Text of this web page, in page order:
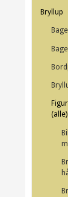
Bryllup
(alle)